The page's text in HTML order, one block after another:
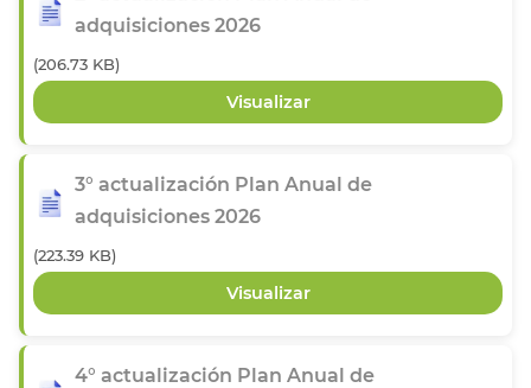
adquisiciones 2026
(206.73 KB)
3° actualización Plan Anual de
adquisiciones 2026
(223.39 KB)
4° actualización Plan Anual de